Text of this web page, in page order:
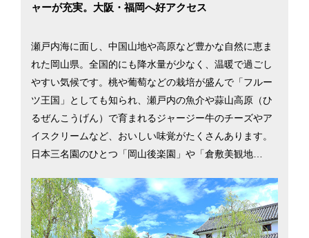
ャーが充実。大阪・福岡へ好アクセス
瀬戸内海に面し、中国山地や高原など豊かな自然に恵ま
れた岡山県。全国的にも降水量が少なく、温暖で過ごし
やすい気候です。桃や葡萄などの栽培が盛んで「フルー
ツ王国」としても知られ、瀬戸内の魚介や蒜山高原（ひ
るぜんこうげん）で育まれるジャージー牛のチーズやア
イスクリームなど、おいしい味覚がたくさんあります。
日本三名園のひとつ「岡山後楽園」や「倉敷美観地
夏は海水浴、冬はスキーや温泉など県内のレジャーも充
実しています。県には4つの高速道路、JR岡山駅からは6
本の在来線が東西南北に張り巡らされ、本州と四国・九